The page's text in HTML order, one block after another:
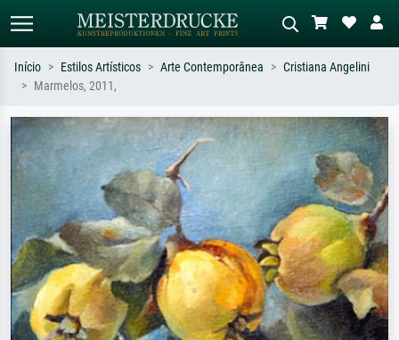
Pesquise por artista, título ou estilo –
ex: Monet, Noite Estrelada,
impressionismo, onda de Hokusai, nu.
Descreva a cena – ex: prado verde,
abstrato com muito vermelho, pintura
a óleo escura, nu em pé ao lado de
uma árvore.
Início Estilos Artísticos Arte Contemporânea
Cristiana Angelini
Marmelos, 2011,